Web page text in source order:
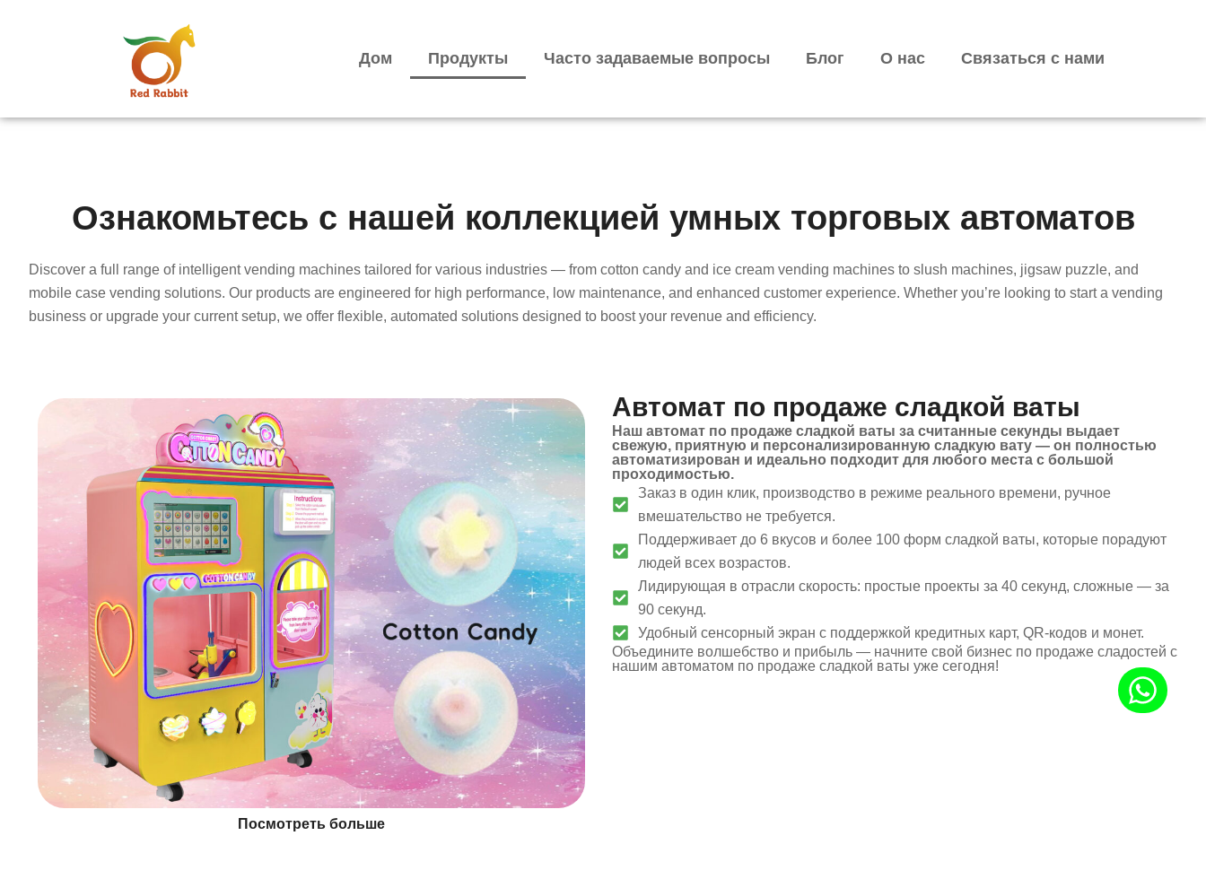
Дом Продукты Часто задаваемые вопросы Блог О нас Связаться с нами
Ознакомьтесь с нашей коллекцией умных торговых автоматов
Discover a full range of intelligent vending machines tailored for various industries — from cotton candy and ice cream vending machines to slush machines, jigsaw puzzle, and
mobile case vending solutions. Our products are engineered for high performance, low maintenance, and enhanced customer experience. Whether you’re looking to start a vending
business or upgrade your current setup, we offer flexible, automated solutions designed to boost your revenue and efficiency.
Посмотреть больше
Автомат по продаже сладкой ваты
Наш автомат по продаже сладкой ваты за считанные секунды выдает
свежую, приятную и персонализированную сладкую вату — он полностью
автоматизирован и идеально подходит для любого места с большой
проходимостью.
Заказ в один клик, производство в режиме реального времени, ручное
вмешательство не требуется.
Поддерживает до 6 вкусов и более 100 форм сладкой ваты, которые порадуют
людей всех возрастов.
Лидирующая в отрасли скорость: простые проекты за 40 секунд, сложные — за
90 секунд.
Удобный сенсорный экран с поддержкой кредитных карт, QR-кодов и монет.
Объедините волшебство и прибыль — начните свой бизнес по продаже сладостей с
нашим автоматом по продаже сладкой ваты уже сегодня!